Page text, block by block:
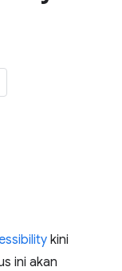
kini
ini akan